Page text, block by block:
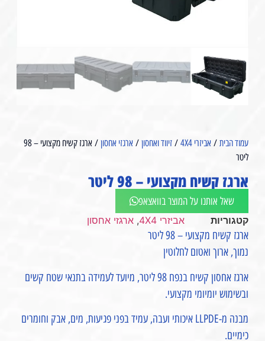
עמוד הבית/ אביזרי 4X4 / זיווד ואחסון/ ארגזי אחסון
/ ארגז קשיח מקצועי – 98
ליטר
ארגז קשיח מקצועי – 98 ליטר
שאל אותנו על המוצר בוואצאפ
קטגוריות אביזרי 4X4 , ארגזי אחסון
ארגז קשיח מקצועי – 98 ליטר
נמוך, ארוך ואטום לחלוטין
ארגז אחסון קשיח בנפח 98 ליטר, מיועד לעמידה בתנאי שטח קשים
ובשימוש יומיומי מקצועי.
מבנה מ-LLPDE איכותי ועבה, עמיד בפני פגיעות, מים, אבק וחומרים
כימיים.